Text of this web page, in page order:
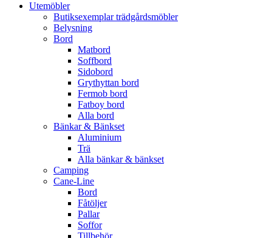
Utemöbler
Butiksexemplar trädgårdsmöbler
Belysning
Bord
Matbord
Soffbord
Sidobord
Grythyttan bord
Fermob bord
Fatboy bord
Alla bord
Bänkar & Bänkset
Aluminium
Trä
Alla bänkar & bänkset
Camping
Cane-Line
Bord
Fåtöljer
Pallar
Soffor
Tillbehör